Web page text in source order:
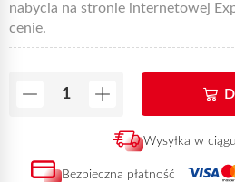
nabycia na stronie internetowej
cenie.
Wysyłka w
Bezpieczna płatność